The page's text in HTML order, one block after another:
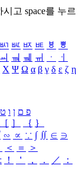
고 space를 누르
ㅴ ㅵ ㅶ ㅷ ㅸ
ㅹ
ㆉ ㆊ ㆋ ㆌ ㆍ
ㆎ
Χ Ψ Ω α β γ δ ε ζ η
פ ם ן ו ט
［ ］ ｛ ｝
∽ ∝ ∵ ∫ ∬ ∈ ∋
＜ ＝
＞
ː ！ ＇ ， ． ／
：